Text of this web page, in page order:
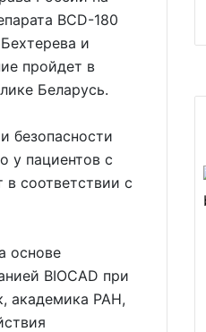
BCD-180
и
пройдет в
Беларусь.
безопасности
у пациентов с
соответствии с
основе
BIOCAD при
академика РАН,